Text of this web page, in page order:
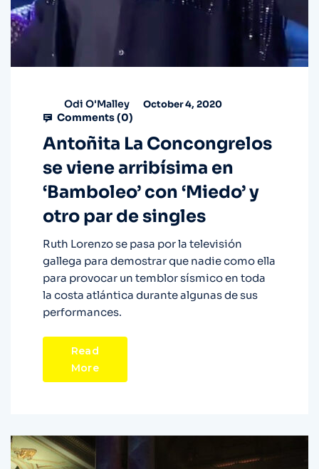
Odi O'Malley October 4, 2020
Comments (0)
Antoñita La Concongrelos
se viene arribísima en
‘Bamboleo’ con ‘Miedo’ y
otro par de singles
Ruth Lorenzo se pasa por la televisión
gallega para demostrar que nadie como ella
para provocar un temblor sísmico en toda
la costa atlántica durante algunas de sus
performances.
Read
More